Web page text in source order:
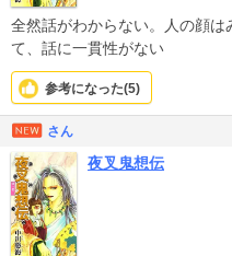
全然話がわからない。人の顔
て、話に一貫性がない
参考になった(5)
さん
夜叉鬼想伝